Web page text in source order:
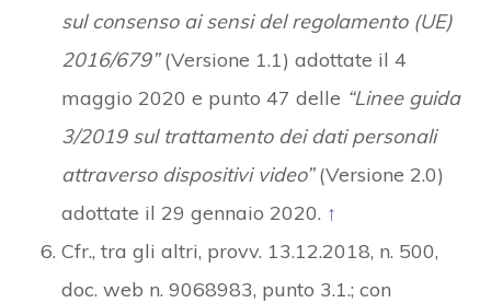
sul consenso ai sensi del regolamento (UE)
2016/679”(Versione 1.1) adottate il 4
maggio 2020 e punto 47 delle “Linee guida
3/2019 sul trattamento dei dati personali
attraverso dispositivi video”(Versione 2.0)
adottate il 29 gennaio 2020. ↑
Cfr., tra gli altri, provv. 13.12.2018, n. 500,
doc. web n. 9068983, punto 3.1.; con